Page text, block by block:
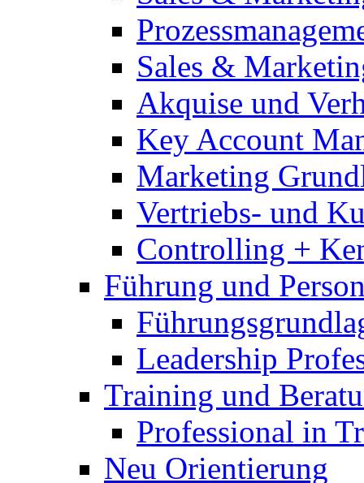
Sales &
Akquise und
Key Account
Marketing
Vertriebs- und
Controlling +
Führung und
Leadership
Training und
Professional in
Neu Orientierung